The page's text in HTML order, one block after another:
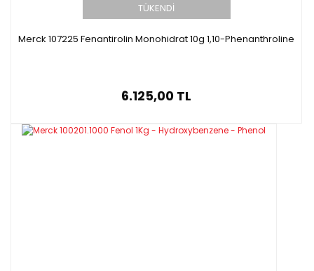
TÜKENDİ
Merck 107225 Fenantirolin Monohidrat 10g 1,10-Phenanthroline
6.125,00 TL